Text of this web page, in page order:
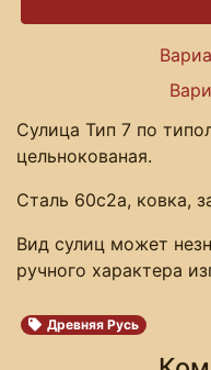
Сулица Тип 7 по
цельнокованая.
Сталь 60с2а, ковка,
Вид сулиц может
ручного характера
Древняя Русь